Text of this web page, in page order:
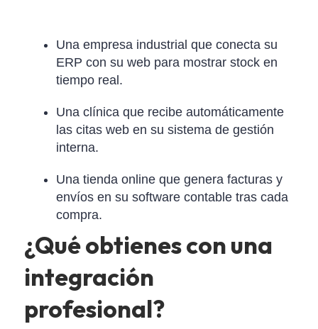
Una empresa industrial que conecta su
ERP con su web para mostrar stock en
tiempo real.
Una clínica que recibe automáticamente
las citas web en su sistema de gestión
interna.
Una tienda online que genera facturas y
envíos en su software contable tras cada
compra.
¿Qué obtienes con una
integración
profesional?